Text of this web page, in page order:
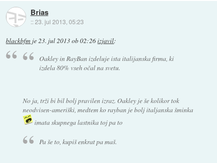
Brias
::23. jul 2013, 05:23
blackbfm je23. jul 2013 ob 02:26izjavil:
Oakley in RayBan izdeluje ista italijanska firma, ki
izdela 80% vseh očal na svetu.
No ja, trži bi bil bolj pravilen izraz. Oakley je še kolikor tok
neodvisen-ameriški, medtem ko rayban je bolj italjanska šminka
imata skupnega lastnika toj pa to
Pa še to, kupiš enkrat pa maš.